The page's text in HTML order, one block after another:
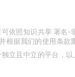
依照知识共享 署名-
根据我们的使用条款
立且中立的平台，